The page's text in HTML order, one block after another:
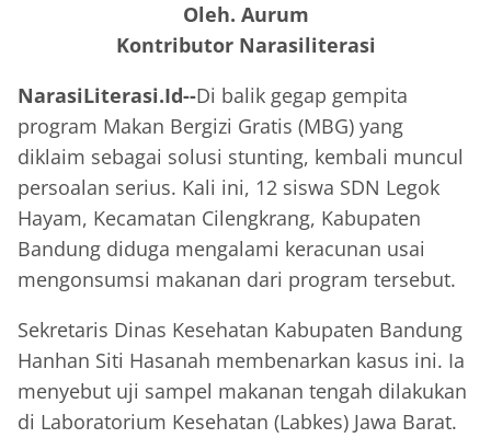
Oleh. Aurum
Kontributor Narasiliterasi
NarasiLiterasi.Id--Di balik gegap gempita
program Makan Bergizi Gratis (MBG) yang
diklaim sebagai solusi stunting, kembali muncul
persoalan serius. Kali ini, 12 siswa SDN Legok
Hayam, Kecamatan Cilengkrang, Kabupaten
Bandung diduga mengalami keracunan usai
mengonsumsi makanan dari program tersebut.
Sekretaris Dinas Kesehatan Kabupaten Bandung
Hanhan Siti Hasanah membenarkan kasus ini. Ia
menyebut uji sampel makanan tengah dilakukan
di Laboratorium Kesehatan (Labkes) Jawa Barat.